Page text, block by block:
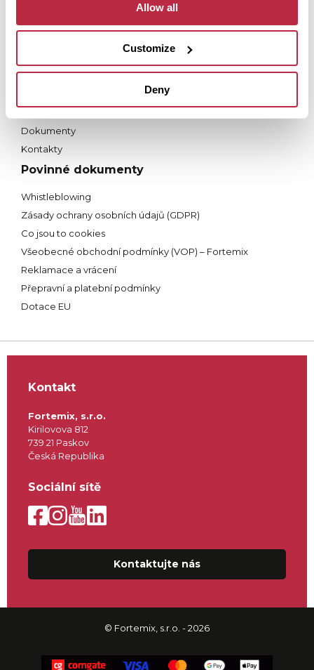
Allow all
Customize
Deny
Dokumenty
Terasy Tereco
Dokumenty
Kontakty
Povinné dokumenty
Whistleblowing
Zásady ochrany osobních údajů (GDPR)
Co jsou to cookies
Všeobecné obchodní podmínky (VOP) – Fortemix
Reklamace a vrácení
Přepravní a platební podmínky
Dotace EU
© Fortemix, s.r.o. - 2026
Kontakt
Fortemix, s.r.o.
Kirilovova 812
739 21 Paskov
Česká Republika
Sociální sítě
Kontaktujte nás